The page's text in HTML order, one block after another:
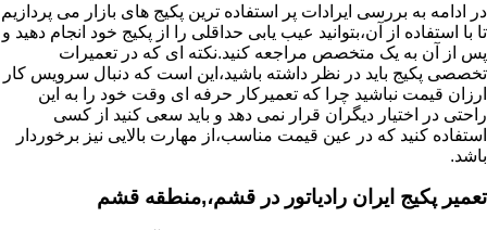
در ادامه به بررسی ایرادات پر استفاده ترین پکیج های بازار می پردازیم
تا با استفاده از آن،بتوانید عیب یابی حداقلی را از پکیج خود انجام دهید و
پس از آن به یک متخصص مراجعه کنید.نکته ای که در تعمیرات
تخصصی پکیج باید در نظر داشته باشید،این است که دنبال سرویس کار
ارزان قیمت نباشید چرا که تعمیرکار حرفه ای وقت خود را به این
راحتی در اختیار دیگران قرار نمی دهد و باید سعی کنید از کسی
استفاده کنید که در عین قیمت مناسب،از مهارت بالایی نیز برخوردار
باشد.
تعمیر پکیج ایران رادیاتور در قشم،,منطقه قشم